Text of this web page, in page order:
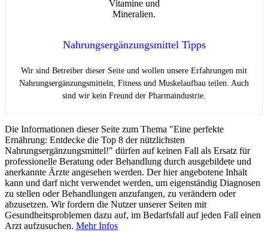
Nahrungsergänzungsmittel Tipps
Wir sind Betreiber dieser Seite und wollen unsere Erfahrungen mit
Nahrungsergänzungsmitteln, Fitness und Muskelaufbau teilen. Auch
sind wir kein Freund der Pharmaindustrie.
Die Informationen dieser Seite zum Thema "Eine perfekte
Ernährung: Entdecke die Top 8 der nützlichsten
Nahrungsergänzungsmittel!" dürfen auf keinen Fall als Ersatz für
professionelle Beratung oder Behandlung durch ausgebildete und
anerkannte Ärzte angesehen werden. Der hier angebotene Inhalt
kann und darf nicht verwendet werden, um eigenständig Diagnosen
zu stellen oder Behandlungen anzufangen, zu verändern oder
abzusetzen. Wir fordern die Nutzer unserer Seiten mit
Gesundheitsproblemen dazu auf, im Bedarfsfall auf jeden Fall einen
Arzt aufzusuchen. Mehr Infos